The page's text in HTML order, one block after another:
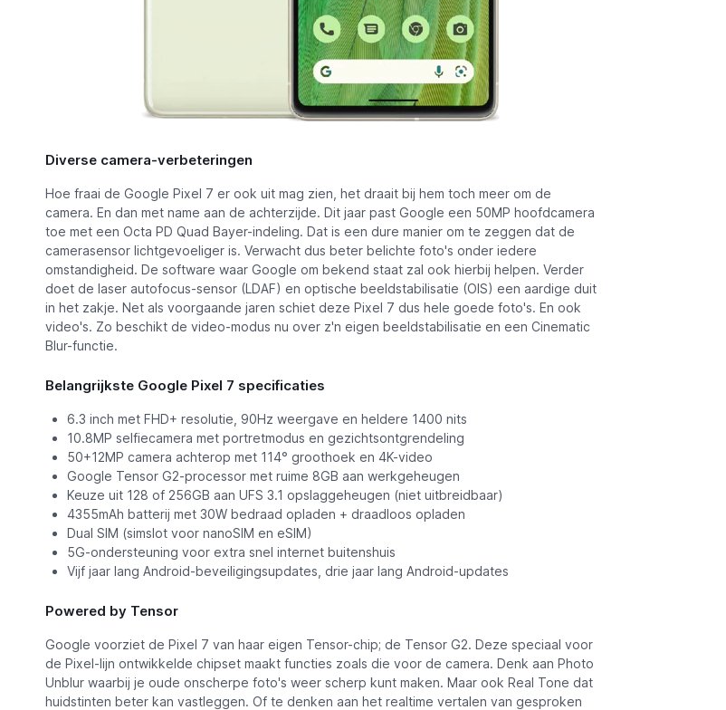
Diverse camera-verbeteringen
Hoe fraai de Google Pixel 7 er ook uit mag zien, het draait bij hem toch meer om de
camera. En dan met name aan de achterzijde. Dit jaar past Google een 50MP hoofdcamera
toe met een Octa PD Quad Bayer-indeling. Dat is een dure manier om te zeggen dat de
camerasensor lichtgevoeliger is. Verwacht dus beter belichte foto's onder iedere
omstandigheid. De software waar Google om bekend staat zal ook hierbij helpen. Verder
doet de laser autofocus-sensor (LDAF) en optische beeldstabilisatie (OIS) een aardige duit
in het zakje. Net als voorgaande jaren schiet deze Pixel 7 dus hele goede foto's. En ook
video's. Zo beschikt de video-modus nu over z'n eigen beeldstabilisatie en een Cinematic
Blur-functie.
Belangrijkste Google Pixel 7 specificaties
6.3 inch met FHD+ resolutie, 90Hz weergave en heldere 1400 nits
10.8MP selfiecamera met portretmodus en gezichtsontgrendeling
50+12MP camera achterop met 114° groothoek en 4K-video
Google Tensor G2-processor met ruime 8GB aan werkgeheugen
Keuze uit 128 of 256GB aan UFS 3.1 opslaggeheugen (niet uitbreidbaar)
4355mAh batterij met 30W bedraad opladen + draadloos opladen
Dual SIM (simslot voor nanoSIM en eSIM)
5G-ondersteuning voor extra snel internet buitenshuis
Vijf jaar lang Android-beveiligingsupdates, drie jaar lang Android-updates
Powered by Tensor
Google voorziet de Pixel 7 van haar eigen Tensor-chip; de Tensor G2. Deze speciaal voor
de Pixel-lijn ontwikkelde chipset maakt functies zoals die voor de camera. Denk aan Photo
Unblur waarbij je oude onscherpe foto's weer scherp kunt maken. Maar ook Real Tone dat
huidstinten beter kan vastleggen. Of te denken aan het realtime vertalen van gesproken